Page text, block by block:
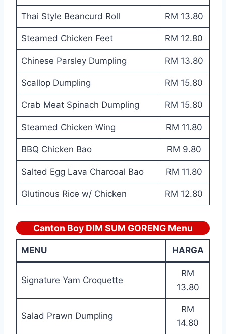
Thai Style Beancurd Roll RM 13.80
Steamed Chicken Feet RM 12.80
Chinese Parsley Dumpling RM 13.80
Scallop Dumpling RM 15.80
Crab Meat Spinach Dumpling RM 15.80
Steamed Chicken Wing RM 11.80
BBQ Chicken Bao RM 9.80
Salted Egg Lava Charcoal Bao RM 11.80
Glutinous Rice w/ Chicken RM 12.80
Canton Boy DIM SUM GORENG Menu
MENU HARGA
Signature Yam Croquette
RM
13.80
Salad Prawn Dumpling
RM
14.80